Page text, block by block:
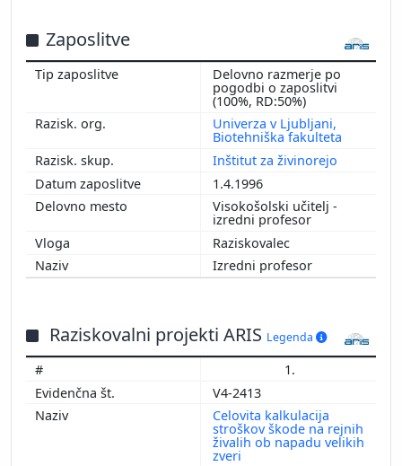
Zaposlitve
Delovno razmerje po
pogodbi o zaposlitvi
(100%, RD:50%)
Univerza v Ljubljani,
Biotehniška fakulteta
Inštitut za živinorejo
1.4.1996
Visokošolski učitelj -
izredni profesor
Raziskovalec
Izredni profesor
Raziskovalni projekti ARIS Legenda
1.
V4-2413
Celovita kalkulacija
stroškov škode na rejnih
živalih ob napadu velikih
zveri